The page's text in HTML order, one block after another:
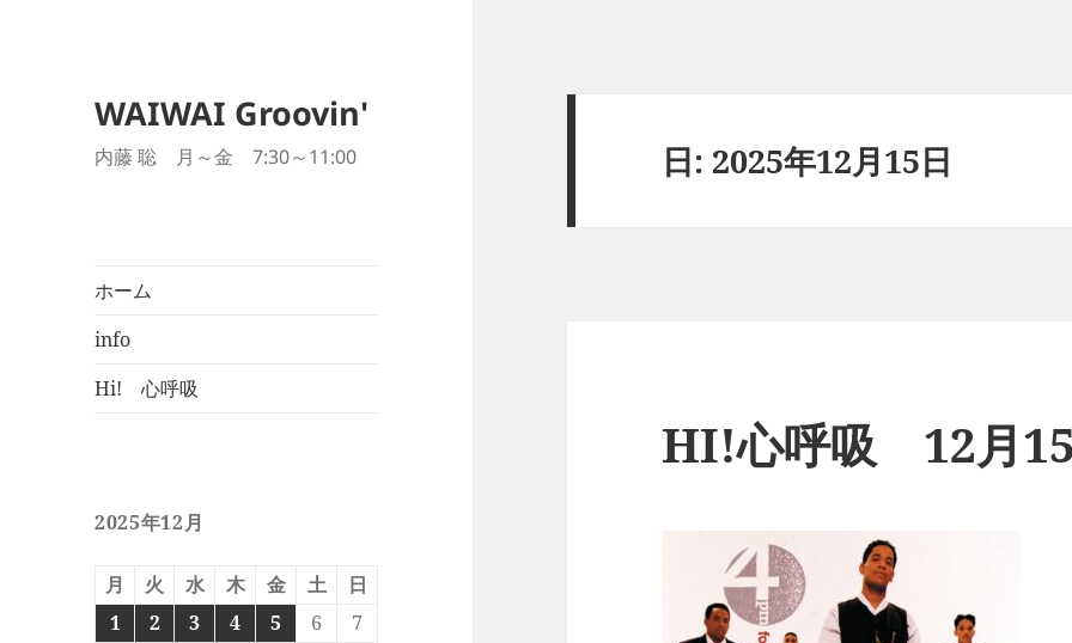
WAIWAI Groovin'
内藤 聡 月～金 7:30～11:00
ホーム
info
Hi! 心呼吸
2025年12月
月 火 水 木 金 土
日
1
2 3 4 5 6
7
日: 2025年12月15日
HI!心呼吸 12月